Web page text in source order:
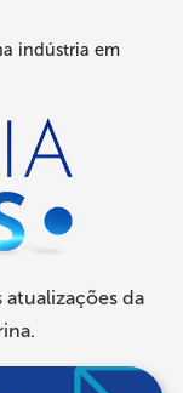
indústria em
atualizações da